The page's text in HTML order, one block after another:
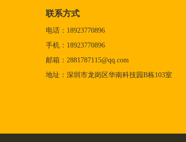
联系方式
电话：18923770896
手机：18923770896
邮箱：2881787115@qq.com
地址：深圳市龙岗区华南科技园B栋103室